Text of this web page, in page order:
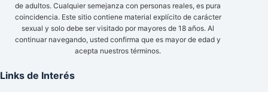
de adultos. Cualquier semejanza con personas reales, es pura
coincidencia. Este sitio contiene material explícito de carácter
sexual y solo debe ser visitado por mayores de 18 años. Al
continuar navegando, usted confirma que es mayor de edad y
acepta nuestros términos.
Links de Interés